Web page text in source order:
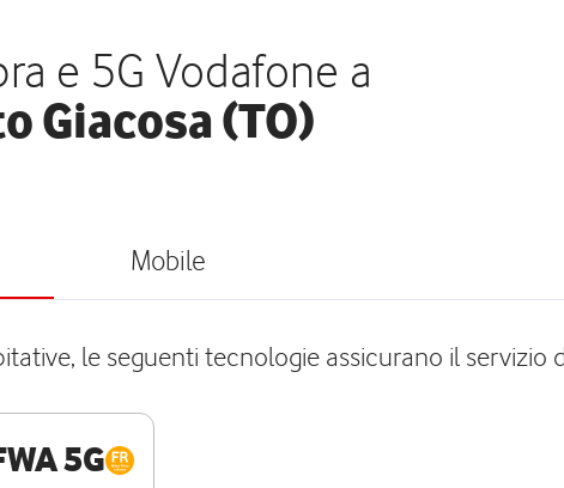
e 5G Vodafone a
Giacosa (TO)
Mobile
le seguenti tecnologie assicurano il servizio
5G